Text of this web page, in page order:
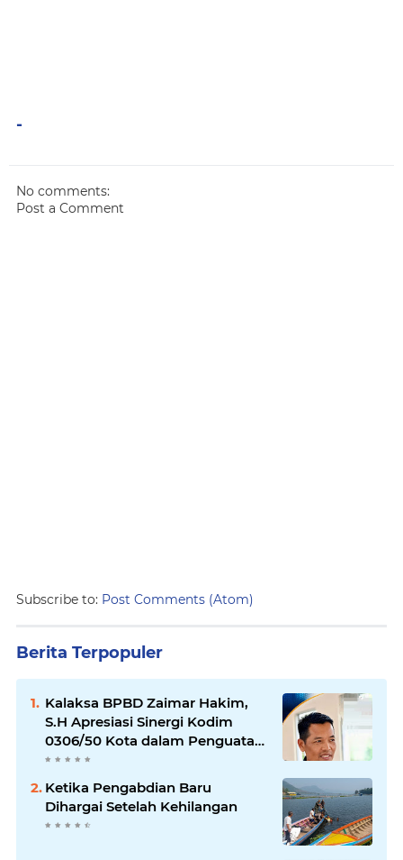
-
No comments:
Post a Comment
Subscribe to: Post Comments (Atom)
Berita Terpopuler
Kalaksa BPBD Zaimar Hakim,
S.H Apresiasi Sinergi Kodim
0306/50 Kota dalam Penguatan
Mitigasi dan Penanganan
Bencana
Ketika Pengabdian Baru
Dihargai Setelah Kehilangan